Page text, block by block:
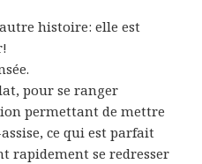
histoire: elle est
pour se ranger
permettant de mettre
ce qui est parfait
rapidement se redresser